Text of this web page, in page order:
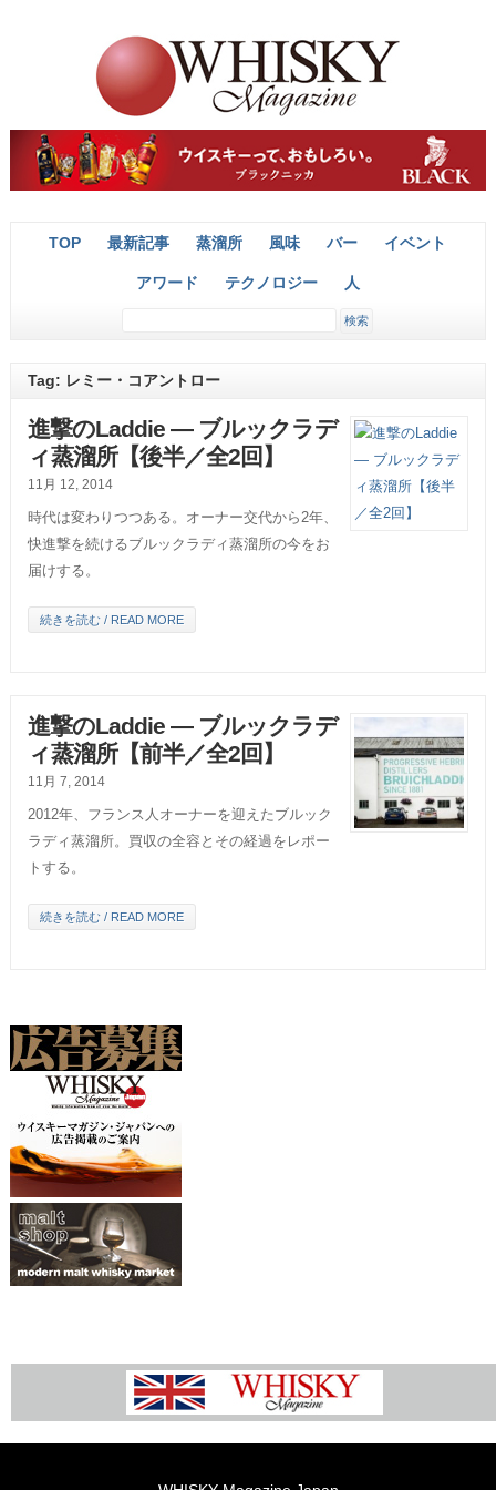
TOP 最新記事 蒸溜所 風味 バー イベント
アワード テクノロジー 人
Tag: レミー・コアントロー
進撃のLaddie ― ブルックラデ
ィ蒸溜所【後半／全2回】
11月 12, 2014
時代は変わりつつある。オーナー交代から2年、
快進撃を続けるブルックラディ蒸溜所の今をお
届けする。
続きを読む / READ MORE
進撃のLaddie ― ブルックラデ
ィ蒸溜所【前半／全2回】
11月 7, 2014
2012年、フランス人オーナーを迎えたブルック
ラディ蒸溜所。買収の全容とその経過をレポー
トする。
続きを読む / READ MORE